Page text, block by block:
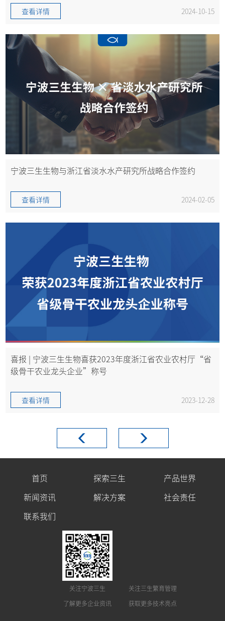
查看详情 2024-10-15
宁波三生生物与浙江省淡水水产研究所战略合作签约
查看详情 2024-02-05
喜报 | 宁波三生生物喜获2023年度浙江省农业农村厅“省
级骨干农业龙头企业”称号
查看详情 2023-12-28
首页 探索三生
产品世界
新闻资讯
解决方案
社会责任
联系我们
关注宁波三生
了解更多企业资讯
关注三生繁育管理
获取更多技术亮点